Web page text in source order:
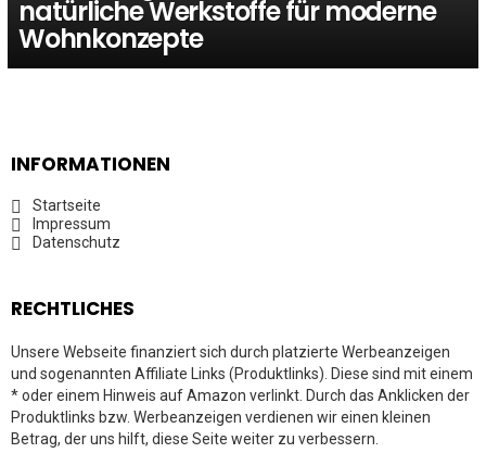
natürliche Werkstoffe für moderne
Wohnkonzepte
INFORMATIONEN
Startseite
Impressum
Datenschutz
RECHTLICHES
Unsere Webseite finanziert sich durch platzierte Werbeanzeigen
und sogenannten Affiliate Links (Produktlinks). Diese sind mit einem
* oder einem Hinweis auf Amazon verlinkt. Durch das Anklicken der
Produktlinks bzw. Werbeanzeigen verdienen wir einen kleinen
Betrag, der uns hilft, diese Seite weiter zu verbessern.